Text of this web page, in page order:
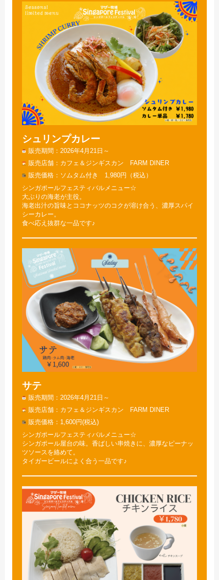
シュリンプカレー
販売期間
2026年4月21日～
販売店舗
カフェ＆ジンギスカン FARM DINER
販売価格
ソムタム付き 1,980円（税込）
シンガポールフェスティバルメニュー☆
大ぶりの海老が主役。
海老出汁の旨味とココナッツのコクが溶け合う、濃厚スパイ
シーカレー。
食べ応え抜群な一品です♪
サテ
販売期間
2026年4月21日～
販売店舗
カフェ＆ジンギスカン FARM DINER
販売価格
1,600円(税込)
シンガポールフェスティバルメニュー☆
シンガポール屋台の味。香ばしい串焼きに、濃厚なピーナッ
ツソースを絡めて。
タイガービールによく合う一品です♪